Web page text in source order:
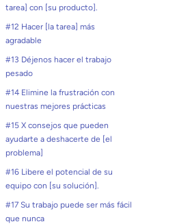
tarea] con [su producto].
#12 Hacer [la tarea] más
agradable
#13 Déjenos hacer el trabajo
pesado
#14 Elimine la frustración con
nuestras mejores prácticas
#15 X consejos que pueden
ayudarte a deshacerte de [el
problema]
#16 Libere el potencial de su
equipo con [su solución].
#17 Su trabajo puede ser más fácil
que nunca